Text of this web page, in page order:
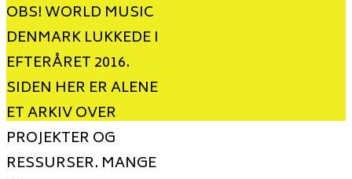
OBS! WORLD MUSIC
DENMARK LUKKEDE I
EFTERÅRET 2016.
SIDEN HER ER ALENE
ET ARKIV OVER
PROJEKTER OG
RESSURSER. MANGE